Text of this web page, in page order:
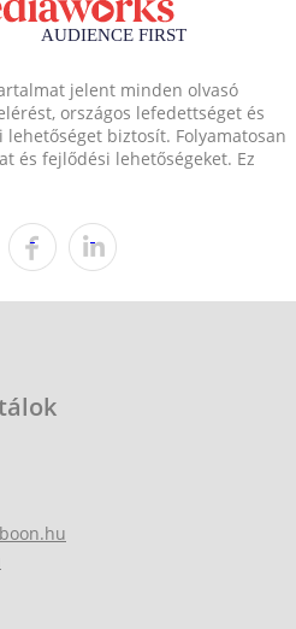
jelent minden olvasó
országos lefedettséget és
biztosít. Folyamatosan
és fejlődési lehetőségeket. Ez